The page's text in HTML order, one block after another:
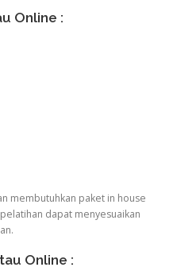
Online :
membutuhkan paket in house
dapat menyesuaikan
Online :